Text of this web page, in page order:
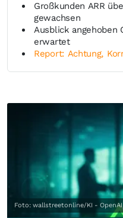
Großkunden ARR
gewachsen
Ausblick angehoben
erwartet
Report: Achtung,
Foto: wallstreetonline/KI - OpenAI